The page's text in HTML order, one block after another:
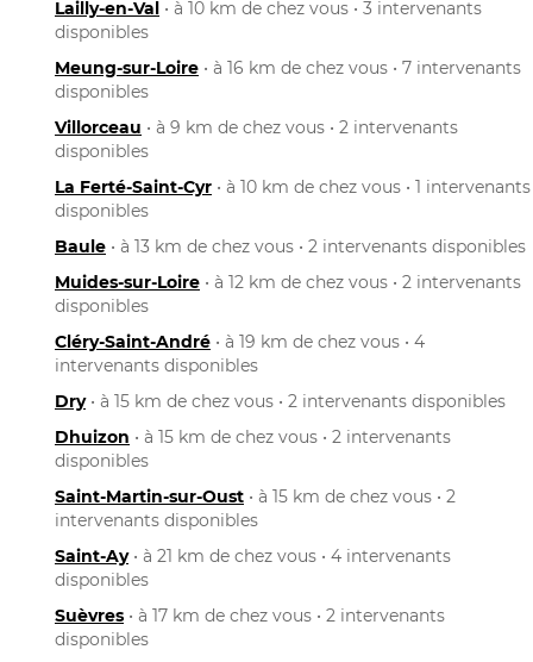
Lailly-en-Val • à 10 km de chez vous • 3 intervenants
disponibles
Meung-sur-Loire • à 16 km de chez vous • 7 intervenants
disponibles
Villorceau • à 9 km de chez vous • 2 intervenants
disponibles
La Ferté-Saint-Cyr • à 10 km de chez vous • 1 intervenants
disponibles
Baule • à 13 km de chez vous • 2 intervenants disponibles
Muides-sur-Loire • à 12 km de chez vous • 2 intervenants
disponibles
Cléry-Saint-André • à 19 km de chez vous • 4
intervenants disponibles
Dry• à 15 km de chez vous • 2 intervenants disponibles
Dhuizon • à 15 km de chez vous • 2 intervenants
disponibles
Saint-Martin-sur-Oust • à 15 km de chez vous • 2
intervenants disponibles
Saint-Ay• à 21 km de chez vous • 4 intervenants
disponibles
Suèvres • à 17 km de chez vous • 2 intervenants
disponibles